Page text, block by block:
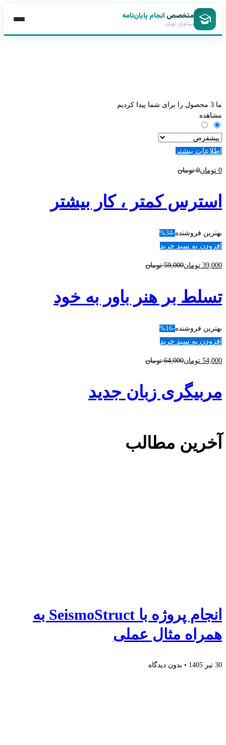
متخصص انجام پایان‌نامه
مشاوران تهران
ما 3 محصول را برای شما پیدا کردیم
مشاهده
اطلاعات بیشتر
0 تومان0 تومان
استرس کمتر ، کار بیشتر
بهترین فروشنده-34%
افزودن به سبد خرید
39,000 تومان59,000 تومان
تسلط بر هنر باور به خود
بهترین فروشنده-16%
افزودن به سبد خرید
54,000 تومان64,000 تومان
مربیگری زبان جدید
آخرین مطالب
انجام پروژه با SeismoStruct به
همراه مثال عملی
30 تیر 1405 بدون دیدگاه